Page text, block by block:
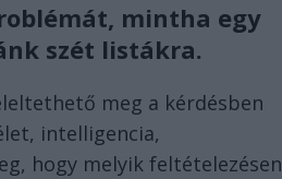
mintha egy
szét listákra.
meg a kérdésben
intelligencia,
hogy melyik feltételezésen